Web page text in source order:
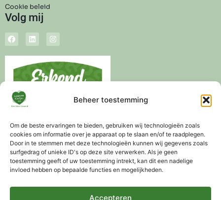
Beheer toestemming
Om de beste ervaringen te bieden, gebruiken wij technologieën zoals
cookies om informatie over je apparaat op te slaan en/of te raadplegen.
Door in te stemmen met deze technologieën kunnen wij gegevens zoals
surfgedrag of unieke ID's op deze site verwerken. Als je geen
toestemming geeft of uw toestemming intrekt, kan dit een nadelige
invloed hebben op bepaalde functies en mogelijkheden.
Accepteren
Cookie beleid
Volg mij